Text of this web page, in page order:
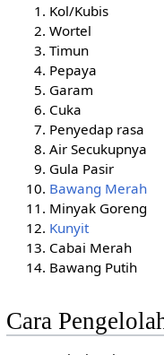
Kol/Kubis
Wortel
Timun
Pepaya
Garam
Cuka
Penyedap rasa
Air Secukupnya
Gula Pasir
Bawang Merah
Minyak Goreng
Kunyit
Cabai Merah
Bawang Putih
Cara